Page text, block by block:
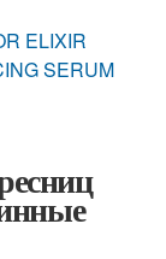
ELIXIR
SERUM